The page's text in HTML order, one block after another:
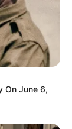
On June 6,